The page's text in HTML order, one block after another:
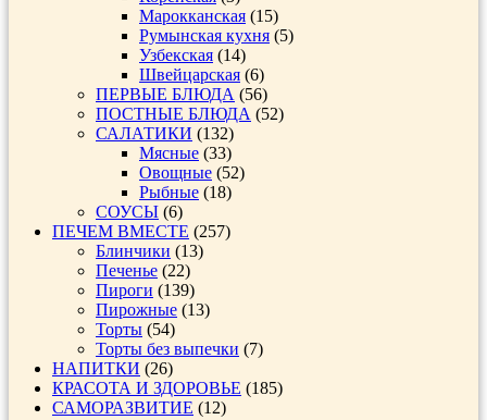
Марокканская (15)
Румынская кухня (5)
Узбекская (14)
Швейцарская (6)
ПЕРВЫЕ БЛЮДА (56)
ПОСТНЫЕ БЛЮДА (52)
САЛАТИКИ (132)
Мясные (33)
Овощные (52)
Рыбные (18)
СОУСЫ (6)
ПЕЧЕМ ВМЕСТЕ (257)
Блинчики (13)
Печенье (22)
Пироги (139)
Пирожные (13)
Торты (54)
Торты без выпечки (7)
НАПИТКИ (26)
КРАСОТА И ЗДОРОВЬЕ (185)
САМОРАЗВИТИЕ (12)